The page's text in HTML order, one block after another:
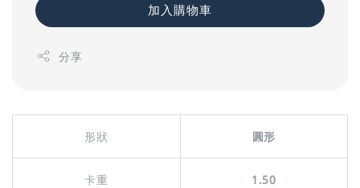
加入購物車
分享
形狀 圓形
卡重 1.50